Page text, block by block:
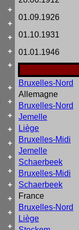
01.09.1926
01.10.1931
01.01.1946
Bruxelles-Nord
Allemagne
Bruxelles-Nord
Jemelle
Liège
Bruxelles-Midi
Jemelle
Schaerbeek
Bruxelles-Midi
Schaerbeek
France
Bruxelles-Nord
Liège